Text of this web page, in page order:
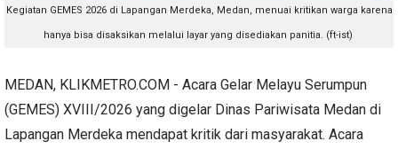
Kegiatan GEMES 2026 di Lapangan Merdeka, Medan, menuai kritikan warga karena
hanya bisa disaksikan melalui layar yang disediakan panitia. (ft-ist)
MEDAN, KLIKMETRO.COM - Acara Gelar Melayu Serumpun
(GEMES) XVIII/2026 yang digelar Dinas Pariwisata Medan di
Lapangan Merdeka mendapat kritik dari masyarakat. Acara